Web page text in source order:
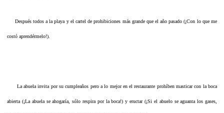
Después todos a la playa y el cartel de prohibiciones más grande que el año pasado (¡Con lo que me
costó aprendérmelo!).
La abuela invita por su cumpleaños pero a lo mejor en el restaurante prohíben masticar con la boca
abierta (¡La abuela se ahogaría, sólo respira por la boca!) y eructar (¡Si el abuelo se aguanta los gases,